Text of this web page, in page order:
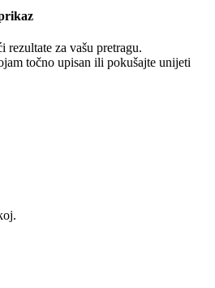
rezultate za vašu pretragu.
točno upisan ili pokušajte unijeti